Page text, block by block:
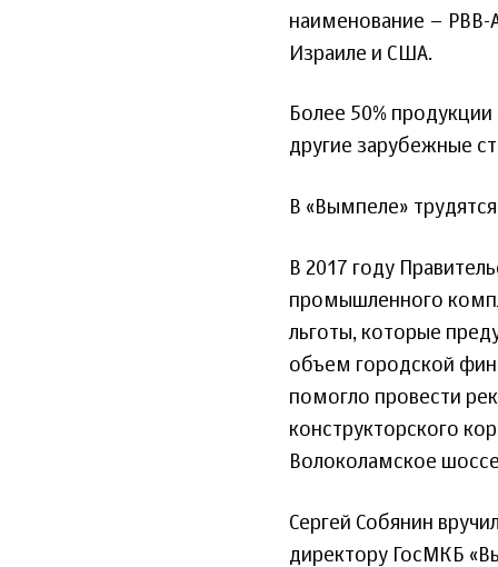
наименование – РВВ-
Израиле и США.
Более 50%
другие зарубежные
В «Вымпеле»
В 2017 году
промышленного
льготы, которые
объем городской
помогло провести
конструкторского
Волоколамское
Сергей Собянин
директору ГосМКБ